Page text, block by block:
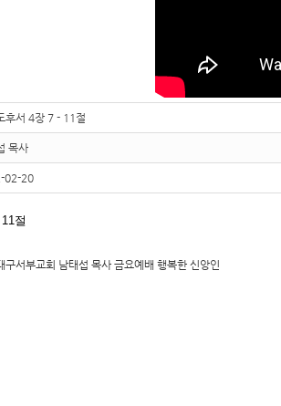
후서 4장 7 - 11절
목사
02-20
절
서부교회 남태섭 목사 금요예배 행복한 신앙인